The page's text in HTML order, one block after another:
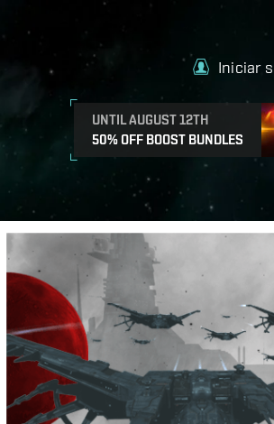
UNTIL AUGUST 12TH
50% OFF BOOST BUNDLES
Iniciar